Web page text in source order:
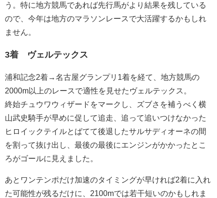
う。特に地方競馬であれば先行馬がより結果を残している
ので、今年は地方のマラソンレースで大活躍するかもしれ
ません。
3着 ヴェルテックス
浦和記念2着→名古屋グランプリ1着を経て、地方競馬の
2000m以上のレースで適性を見せたヴェルテックス。
終始チュウワウィザードをマークし、ズブさを補うべく横
山武史騎手が早めに促して追走、追って追いつけなかった
ヒロイックテイルとばてて後退したサルサディオーネの間
を割って抜け出し、最後の最後にエンジンがかかったとこ
ろがゴールに見えました。
あとワンテンポだけ加速のタイミングが早ければ2着に入れ
た可能性が残るだけに、2100mでは若干短いのかもしれま